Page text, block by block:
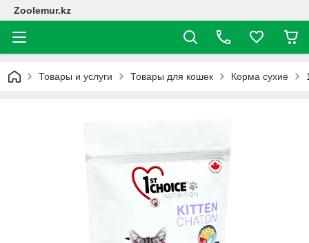
Zoolemur.kz
Товары и услуги Товары для кошек Корма сухие